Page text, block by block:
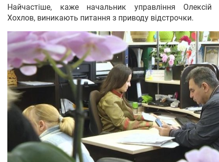
Найчастіше, каже начальник управління Олексій
Хохлов, виникають питання з приводу відстрочки.